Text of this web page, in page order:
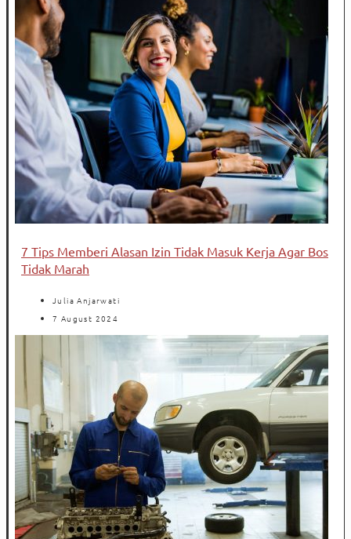
7 Tips Memberi Alasan Izin Tidak Masuk Kerja Agar Bos
Tidak Marah
Julia Anjarwati
7 August 2024